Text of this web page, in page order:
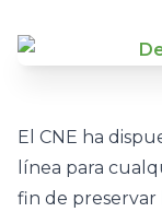
El CNE ha
línea para
fin de preservar